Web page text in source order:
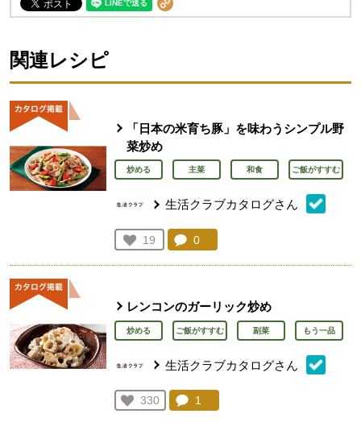
関連レシピ
「日本の米育ち豚」を味わうシンプル野
菜炒め
炒める 主菜 和食 ご飯がすすむ
生活クラブカタログさん
お気に入り登録：
19
人が登録
コメント：
0
レンコンのガーリック炒め
炒める ご飯がすすむ 副菜 もう一品
生活クラブカタログさん
お気に入り登録：
330
人が登録
コメント：
1